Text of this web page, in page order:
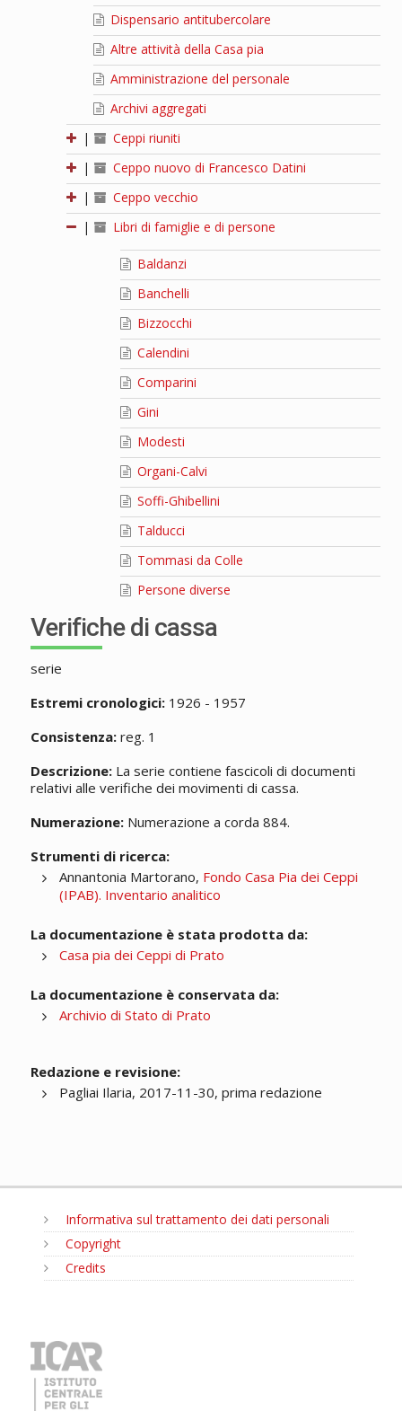
Dispensario antitubercolare
Altre attività della Casa pia
Amministrazione del personale
Archivi aggregati
|
Ceppi riuniti
|
Ceppo nuovo di Francesco Datini
|
Ceppo vecchio
|
Libri di famiglie e di persone
Baldanzi
Banchelli
Bizzocchi
Calendini
Comparini
Gini
Modesti
Organi-Calvi
Soffi-Ghibellini
Talducci
Tommasi da Colle
Persone diverse
Verifiche di cassa
serie
Estremi cronologici:1926 - 1957
Consistenza:reg. 1
Descrizione:La serie contiene fascicoli di documenti
relativi alle verifiche dei movimenti di cassa.
Numerazione:Numerazione a corda 884.
Strumenti di ricerca:
Annantonia Martorano, Fondo Casa Pia dei Ceppi
(IPAB). Inventario analitico
La documentazione è stata prodotta da:
Casa pia dei Ceppi di Prato
La documentazione è conservata da:
Archivio di Stato di Prato
Redazione e revisione:
Pagliai Ilaria, 2017-11-30, prima redazione
Informativa sul trattamento dei dati personali
Copyright
Credits